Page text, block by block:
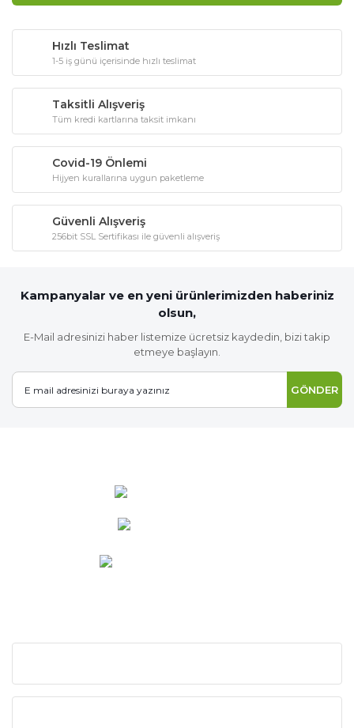
Hızlı Teslimat
1-5 iş günü içerisinde hızlı teslimat
Taksitli Alışveriş
Tüm kredi kartlarına taksit imkanı
Covid-19 Önlemi
Hijyen kurallarına uygun paketleme
Güvenli Alışveriş
256bit SSL Sertifikası ile güvenli alışveriş
Kampanyalar ve en yeni ürünlerimizden haberiniz
olsun,
E-Mail adresinizi haber listemize ücretsiz kaydedin, bizi takip
etmeye başlayın.
GÖNDER